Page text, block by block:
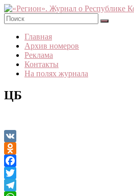
Skip
to
content
«Регион».
Журнал
Республике
Коми
Главная
Архив номеров
Реклама
Контакты
На полях журнала
ЦБ
VK
Odnoklassniki
Facebook
Twitter